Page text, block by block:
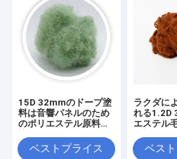
15D 32mmのドープ塗
料は音響パネルのため
のポリエステル原料を
ベストプライス
ラクダに
れる1.2D
エステル
るため
ベス